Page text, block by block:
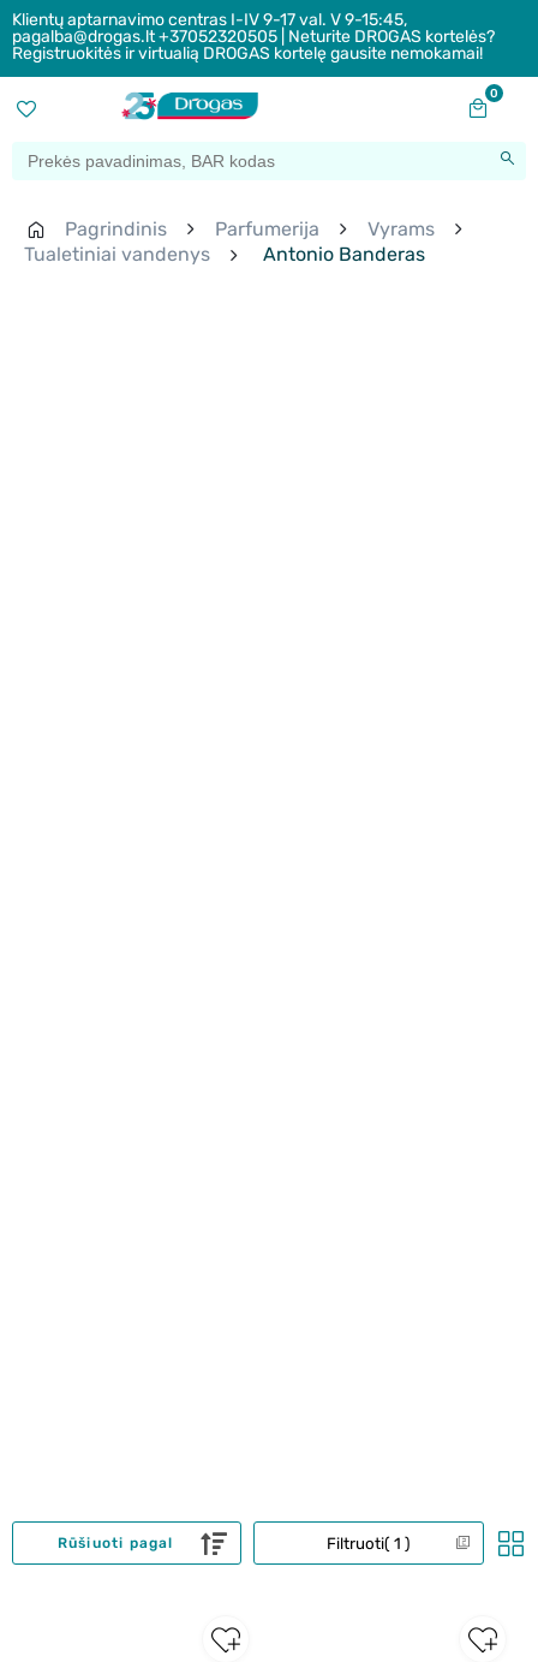
Klientų aptarnavimo centras I-IV 9-17 val. V 9-15:45,
pagalba@drogas.lt +37052320505 | Neturite DROGAS kortelės?
Registruokitės ir virtualią DROGAS kortelę gausite nemokamai!
0
Pagrindinis Parfumerija
Vyrams
Tualetiniai vandenys
Antonio Banderas
Filtruoti 1
Rūšiuoti pagal